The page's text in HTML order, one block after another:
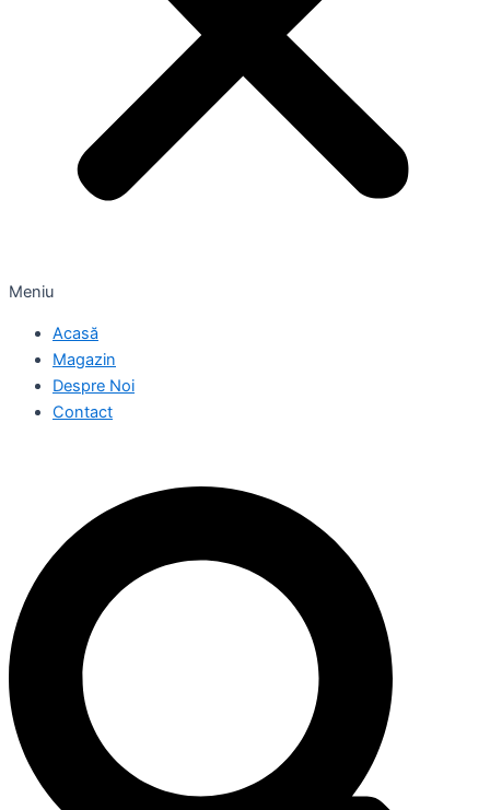
Meniu
Acasă
Magazin
Despre Noi
Contact